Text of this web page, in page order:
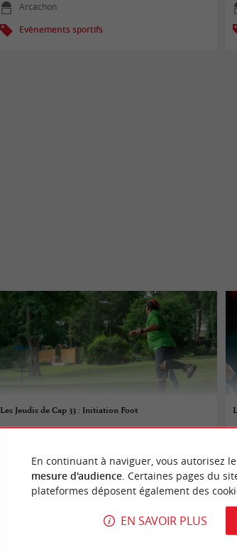
Arcachon
Evènements sportifs
Les Jeudis de Cap 33 : Initiation Foot
Landiras
Evènements sportifs
En continuant à naviguer, vous autorisez
mesure d'audience. Certaines pages du
plateformes déposent également des
EN SAVOIR PLUS